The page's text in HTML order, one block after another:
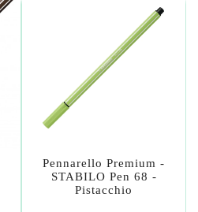
Pennarello Premium -
STABILO Pen 68 -
Pistacchio